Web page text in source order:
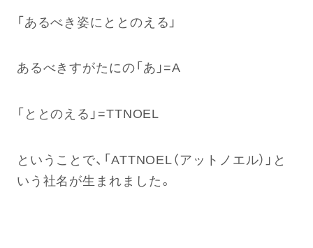
「あるべき姿にととのえる」
あるべきすがたにの「あ」=A
「ととのえる」=TTNOEL
ということで、「ATTNOEL（アットノエル）」と
いう社名が生まれました。